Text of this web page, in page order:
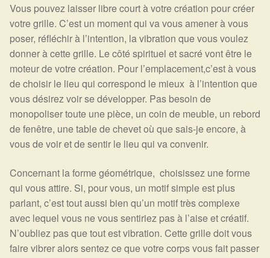
Magie: Le Savoir des Sorcières
Protection énergétique : Trouvez votre bouclier
intérieur
Les pierres en détail
Test — Quelle Gardienne ?
La roue de l’année
Mon compte
Validation de la commande
Vous pouvez laisser libre court à votre création pour créer
votre grille. C’est un moment qui va vous amener à vous
poser, réfléchir à l’intention, la vibration que vous voulez
donner à cette grille. Le côté spirituel et sacré vont être le
moteur de votre création. Pour l’emplacement,c’est à vous
de choisir le lieu qui correspond le mieux à l’intention que
vous désirez voir se développer. Pas besoin de
monopoliser toute une pièce, un coin de meuble, un rebord
de fenêtre, une table de chevet où que sais-je encore, à
vous de voir et de sentir le lieu qui va convenir.
Concernant la forme géométrique, choisissez une forme
qui vous attire. Si, pour vous, un motif simple est plus
parlant, c’est tout aussi bien qu’un motif très complexe
avec lequel vous ne vous sentiriez pas à l’aise et créatif.
N’oubliez pas que tout est vibration. Cette grille doit vous
faire vibrer alors sentez ce que votre corps vous fait passer